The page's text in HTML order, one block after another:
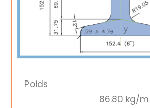
86.80 kg/m